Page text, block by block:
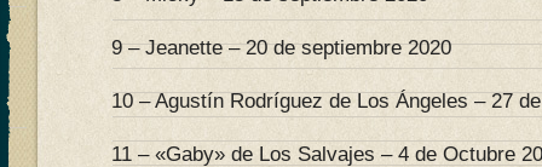
9 – Jeanette – 20 de septiembre 2020
10 – Agustín Rodríguez de Los Ángeles – 27
11 – «Gaby» de Los Salvajes – 4 de Octubre